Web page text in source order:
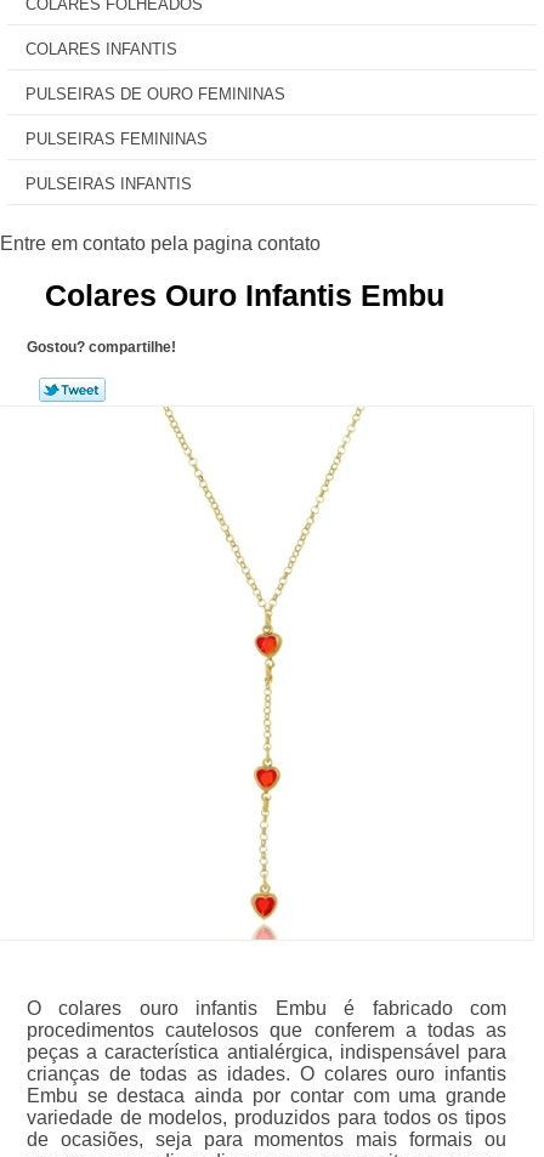
COLARES FOLHEADOS
COLARES INFANTIS
PULSEIRAS DE OURO FEMININAS
PULSEIRAS FEMININAS
PULSEIRAS INFANTIS
Colares Ouro Infantis Embu
Gostou? compartilhe!
O colares ouro infantis Embu é fabricado com
procedimentos cautelosos que conferem a todas as
peças a característica antialérgica, indispensável para
crianças de todas as idades. O colares ouro infantis
Embu se destaca ainda por contar com uma grande
variedade de modelos, produzidos para todos os tipos
de ocasiões, seja para momentos mais formais ou